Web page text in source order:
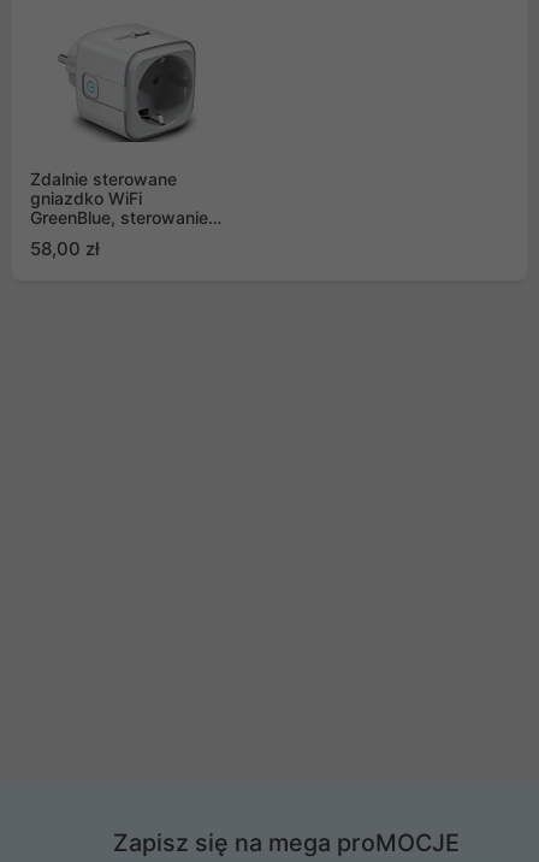
Zdalnie sterowane
gniazdko WiFi
GreenBlue, sterowanie
Home, timer, max
58,00 zł
Zapisz się na mega proMOCJE